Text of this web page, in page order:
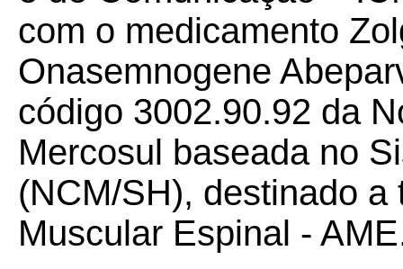
com o medicamento
Onasemnogene
código 3002.90.92 da
Mercosul baseada no
(NCM/SH), destinado a
Muscular Espinal -